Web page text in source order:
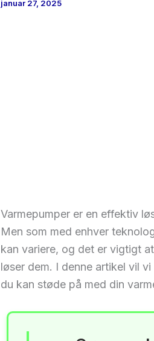
januar 27, 2025
Varmepumper er en effektiv
Men som med enhver
kan variere, og det er vigtigt
løser dem. I denne artikel vil
du kan støde på med din